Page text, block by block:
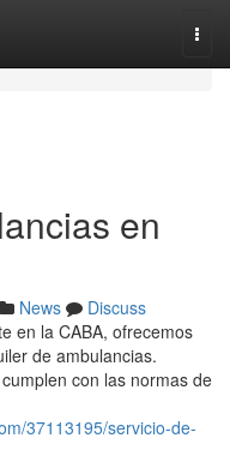
en
News
Discuss
en la CABA, ofrecemos
de ambulancias.
con las normas de
37113195/servicio-de-